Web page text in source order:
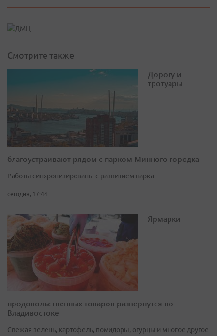
Смотрите также
Дорогу и
тротуары
благоустраивают рядом с парком Минного городка
Работы синхронизированы с развитием парка
сегодня, 17:44
Ярмарки
продовольственных товаров развернутся во
Владивостоке
Свежая зелень, картофель, помидоры, огурцы и многое другое